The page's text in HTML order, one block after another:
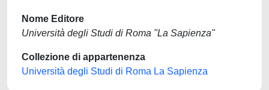
Nome Editore
Università degli Studi di Roma "La Sapienza"
Collezione di appartenenza
Università degli Studi di Roma La Sapienza